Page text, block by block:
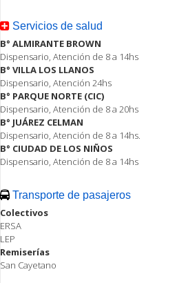
Servicios de salud
B° ALMIRANTE BROWN
Dispensario, Atención de 8 a 14hs
B° VILLA LOS LLANOS
Dispensario, Atención 24hs
B° PARQUE NORTE (CIC)
Dispensario, Atención de 8 a 20hs
B° JUÁREZ CELMAN
Dispensario, Atención de 8 a 14hs.
B° CIUDAD DE LOS NIÑOS
Dispensario, Atención de 8 a 14hs
Transporte de pasajeros
Colectivos
ERSA
LEP
Remiserías
San Cayetano